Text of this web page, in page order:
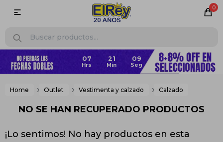
0

07 21 09
Home Outlet Vestimenta y calzado Calzado
NO SE HAN RECUPERADO PRODUCTOS
¡Lo sentimos! No hay productos en esta